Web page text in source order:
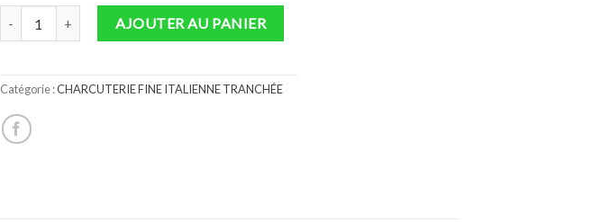
quantité de PATE FORESTIERAJOUTER AU PANIER
Catégorie :CHARCUTERIE FINE ITALIENNE TRANCHÉE